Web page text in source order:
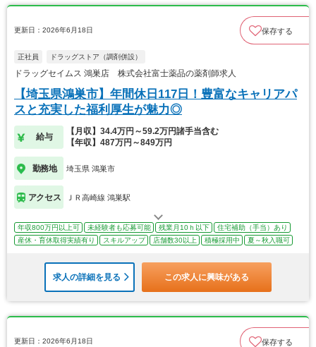
更新日：2026年6月18日 保存する
正社員 ドラッグストア（調剤併設）
ドラッグセイムス 鴻巣店 株式会社富士薬品の薬剤師求人
【埼玉県鴻巣市】年間休日117日！豊富なキャリアパ
スと充実した福利厚生が魅力◎
給与
【月収】34.4万円～59.2万円諸手当含む
【年収】487万円～849万円
勤務地 埼玉県 鴻巣市
アクセス ＪＲ高崎線 鴻巣駅
年収800万円以上可 未経験者も応募可能 残業月10ｈ以下
住宅補助（手当）あり
産休・育休取得実績有り
スキルアップ 店舗数30以上 積極採用中 夏～秋入職可
求人の詳細を見る この求人に興味がある
更新日：2026年6月18日 保存する